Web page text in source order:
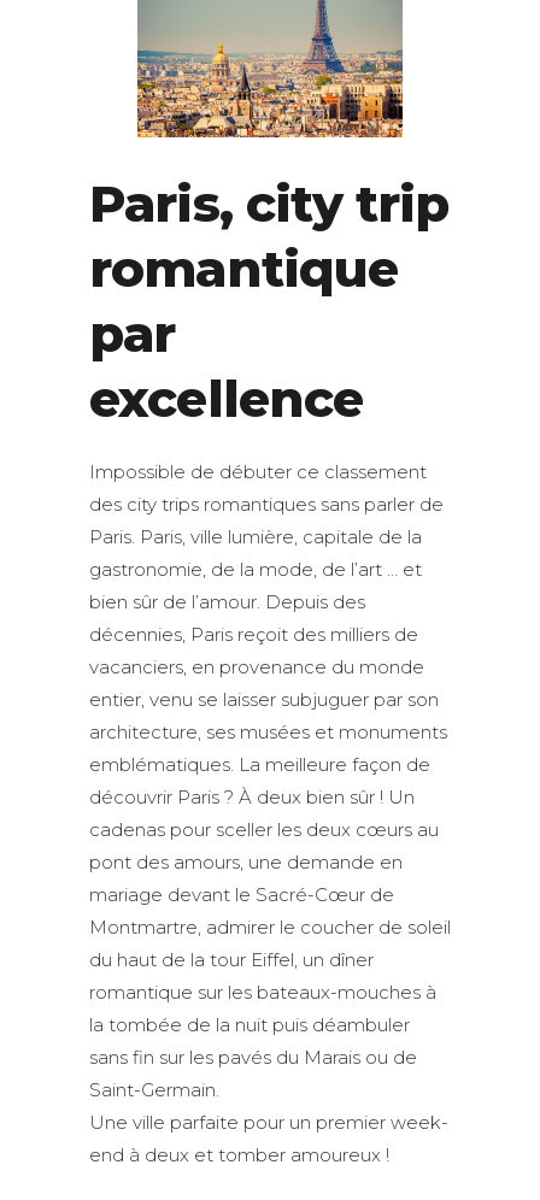
Paris, city trip
romantique
par
excellence
Impossible de débuter ce classement
des city trips romantiques sans parler de
Paris. Paris, ville lumière, capitale de la
gastronomie, de la mode, de l’art … et
bien sûr de l’amour. Depuis des
décennies, Paris reçoit des milliers de
vacanciers, en provenance du monde
entier, venu se laisser subjuguer par son
architecture, ses musées et monuments
emblématiques. La meilleure façon de
découvrir Paris ? À deux bien sûr ! Un
cadenas pour sceller les deux cœurs au
pont des amours, une demande en
mariage devant le Sacré-Cœur de
Montmartre, admirer le coucher de soleil
du haut de la tour Eiffel, un dîner
romantique sur les bateaux-mouches à
la tombée de la nuit puis déambuler
sans fin sur les pavés du Marais ou de
Saint-Germain.
Une ville parfaite pour un premier week-
end à deux et tomber amoureux !